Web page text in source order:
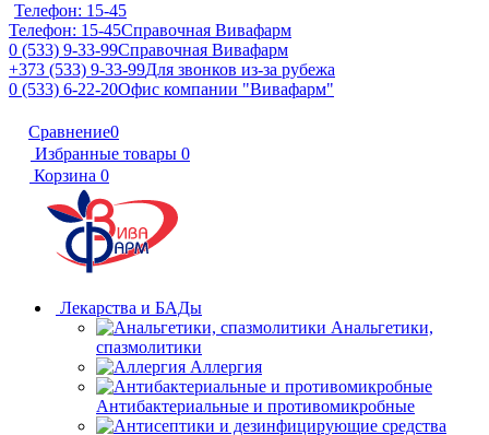
Телефон: 15-45
Телефон: 15-45Справочная Вивафарм
0 (533) 9-33-99Справочная Вивафарм
+373 (533) 9-33-99Для звонков из-за рубежа
0 (533) 6-22-20Офис компании "Вивафарм"
Сравнение0
Избранные товары 0
Корзина 0
Лекарства и БАДы
Анальгетики,
спазмолитики
Аллергия
Антибактериальные и противомикробные